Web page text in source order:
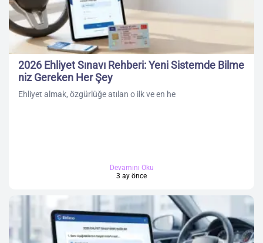
2026 Ehliyet Sınavı Rehberi: Yeni Sistemde Bilme
niz Gereken Her Şey
Ehliyet almak, özgürlüğe atılan o ilk ve en he
Devamını Oku
3 ay önce